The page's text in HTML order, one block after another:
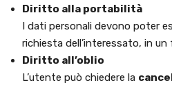
Diritto alla portabilità
I dati personali devono poter
richiesta dell’interessato, in
Diritto all’oblio
L’utente può chiedere la